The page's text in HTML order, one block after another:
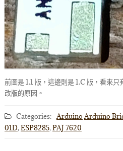
前圖是 1.1 版，這邊則是 1.C 版，看來
改版的原因。
Categories: ArduinoArduino
01D,ESP8285,PAJ 7620